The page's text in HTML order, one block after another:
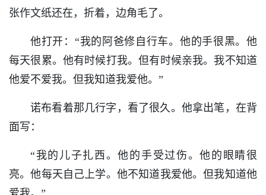
张作文纸还在，折着，边角毛了。
他打开：“我的阿爸修自行车。他的手很黑。他
每天很累。他有时候打我。但有时候亲我。我不知道
他爱不爱我。但我知道我爱他。”
诺布看着那几行字，看了很久。他拿出笔，在背
面写：
“我的儿子扎西。他的手受过伤。他的眼睛很
亮。他每天自己上学。他不知道我爱他。但我知道他